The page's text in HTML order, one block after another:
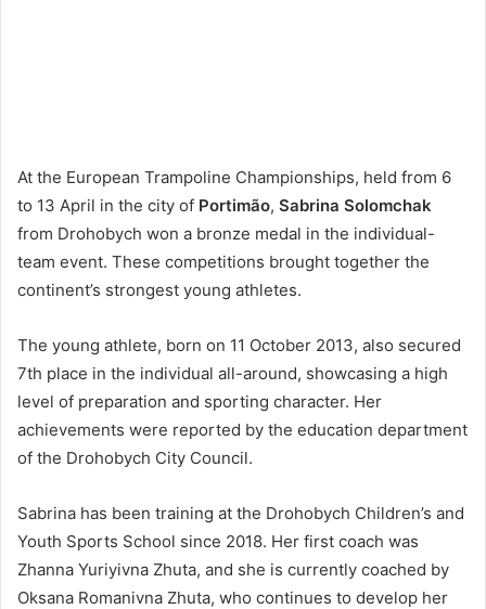
At the European Trampoline Championships, held from 6
to 13 April in the city of Portimão, Sabrina Solomchak
from Drohobych won a bronze medal in the individual-
team event. These competitions brought together the
continent’s strongest young athletes.
The young athlete, born on 11 October 2013, also secured
7th place in the individual all-around, showcasing a high
level of preparation and sporting character. Her
achievements were reported by the education department
of the Drohobych City Council.
Sabrina has been training at the Drohobych Children’s and
Youth Sports School since 2018. Her first coach was
Zhanna Yuriyivna Zhuta, and she is currently coached by
Oksana Romanivna Zhuta, who continues to develop her